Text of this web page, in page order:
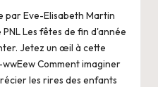
par Eve-Elisabeth Martin
Les fêtes de fin d'année
Jetez un œil à cette
Comment imaginer
les rires des enfants